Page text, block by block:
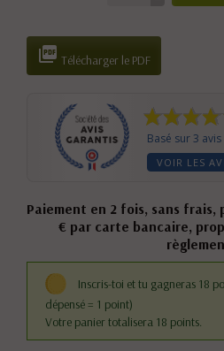
 Télécharger le PDF
Basé sur 3 avis
VOIR LES
Paiement en 2 fois, sans
€ par carte bancaire,
Inscris-toi et tu gagneras 18
dépensé = 1 point)
Votre panier totalisera 18 points.